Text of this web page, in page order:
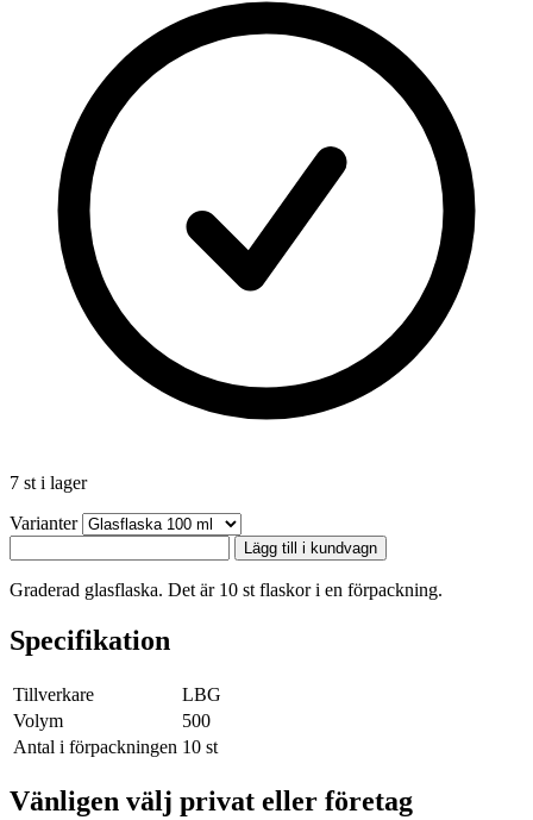
7 st i lager
Varianter
Lägg till i kundvagn
Graderad glasflaska. Det är 10 st flaskor i en förpackning.
Specifikation
Tillverkare
LBG
Volym
500
Antal i förpackningen 10 st
Vänligen välj privat eller företag